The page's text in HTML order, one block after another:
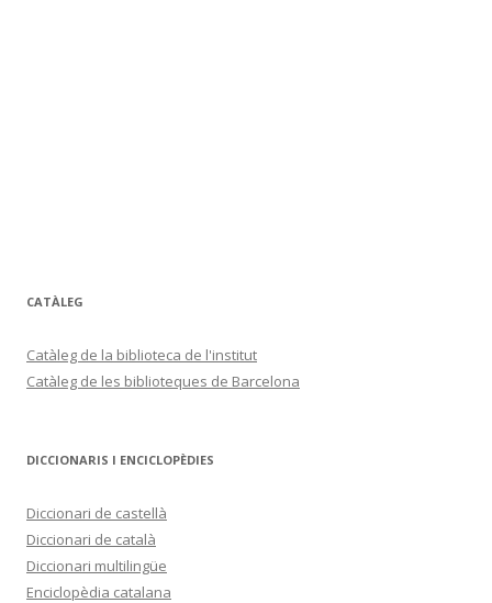
CATÀLEG
Catàleg de la biblioteca de l'institut
Catàleg de les biblioteques de Barcelona
DICCIONARIS I ENCICLOPÈDIES
Diccionari de castellà
Diccionari de català
Diccionari multilingüe
Enciclopèdia catalana